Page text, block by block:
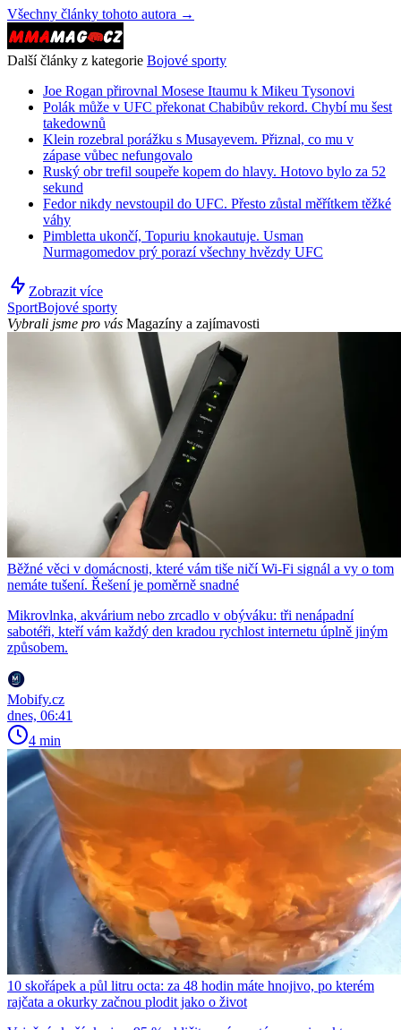
Všechny články tohoto autora →
Další články z kategorie Bojové sporty
Joe Rogan přirovnal Mosese Itaumu k Mikeu Tysonovi
Polák může v UFC překonat Chabibův rekord. Chybí mu šest
takedownů
Klein rozebral porážku s Musayevem. Přiznal, co mu v
zápase vůbec nefungovalo
Ruský obr trefil soupeře kopem do hlavy. Hotovo bylo za 52
sekund
Fedor nikdy nevstoupil do UFC. Přesto zůstal měřítkem těžké
váhy
Pimbletta ukončí, Topuriu knokautuje. Usman
Nurmagomedov prý porazí všechny hvězdy UFC
Zobrazit více
SportBojové sporty
Vybrali jsme pro vás Magazíny a zajímavosti
Běžné věci v domácnosti, které vám tiše ničí Wi-Fi signál a vy o tom
nemáte tušení. Řešení je poměrně snadné
Mikrovlnka, akvárium nebo zrcadlo v obýváku: tři nenápadní
sabotéři, kteří vám každý den kradou rychlost internetu úplně jiným
způsobem.
Mobify.cz
dnes, 06:41
4 min
10 skořápek a půl litru octa: za 48 hodin máte hnojivo, po kterém
rajčata a okurky začnou plodit jako o život